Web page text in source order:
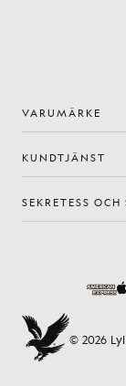
VARUMÄRKE
KUNDTJÄNST
SEKRETESS OCH
© 2026